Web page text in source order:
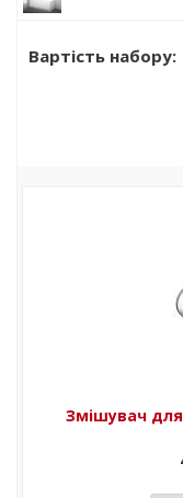
Вартість набору:
Змішувач для